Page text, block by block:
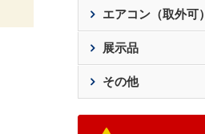
エアコン（取外可）
展示品
その他